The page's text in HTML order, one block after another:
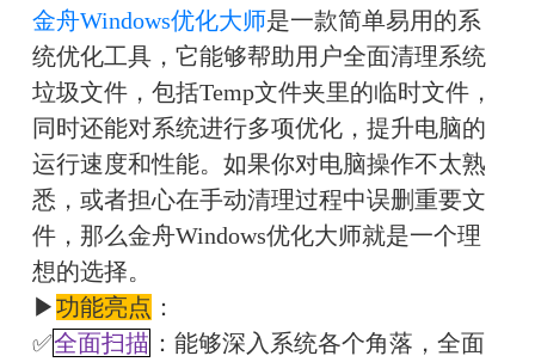
金舟Windows优化大师是一款简单易用的系
统优化工具，它能够帮助用户全面清理系统
垃圾文件，包括Temp文件夹里的临时文件，
同时还能对系统进行多项优化，提升电脑的
运行速度和性能。如果你对电脑操作不太熟
悉，或者担心在手动清理过程中误删重要文
件，那么金舟Windows优化大师就是一个理
想的选择。
▶功能亮点 ：
✅全面扫描 ：能够深入系统各个角落，全面